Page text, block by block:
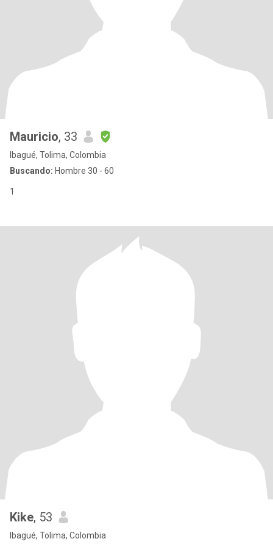
Mauricio, 33
Ibagué, Tolima, Colombia
Buscando: Hombre 30 - 60
1
Kike, 53
Ibagué, Tolima, Colombia